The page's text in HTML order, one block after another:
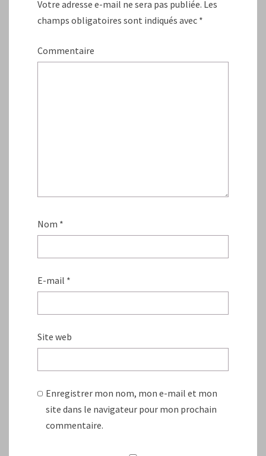
Votre adresse e-mail ne sera pas publiée. Les
champs obligatoires sont indiqués avec *
Commentaire
Nom *
E-mail *
Site web
Enregistrer mon nom, mon e-mail et mon
site dans le navigateur pour mon prochain
commentaire.